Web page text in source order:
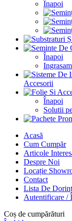
Înapoi
Înapoi
Accesorii
Înapoi
Solutii
Acasă
Cum Cumpăr
Articole
Despre Noi
Locație
Contact
Lista De
Autentificare /
Coș de cumpărături